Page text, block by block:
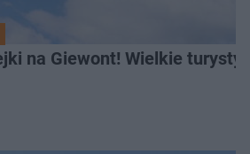
na Giewont! Wielkie